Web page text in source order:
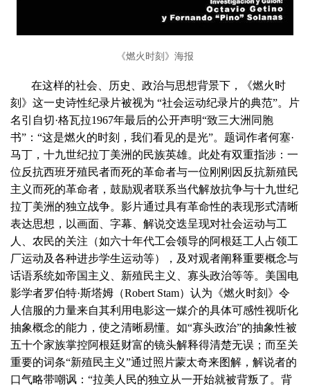
《燃火时刻》海报
在这样的社会、历史、政治与思想背景下，《燃火时
刻》这一史诗性纪录片被视为 “社会运动纪录片的典范”。片
名引自切·格瓦拉1967年最后的公开声明“致三大洲同胞
书”：“这是燃火的时刻，我们看见的是光”。题词作者何塞·
马丁，十九世纪拉丁美洲的民族英雄。此处有双重指涉：一
位反抗西班牙殖民者而死的革命者与一位刚刚因反抗新殖民
主义而死的革命者，鼓励观者联系当代解放抗争与十九世纪
拉丁美洲的独立战争。影片通过具有革命性的表现形式清晰
表达思想，以画面、字幕、解说交迭呈现对社会运动与工
人、农民的关注（如六十年代工会领导的阿根廷工人占领工
厂运动及各种进步学生运动等），及对观者阐释重要概念与
话语系统如帝国主义、新殖民主义、寡头政治等等。美国电
影学者罗伯特·斯塔姆（Robert Stam）认为《燃火时刻》令
人信服的力量来自其利用电影这一媒介的具体可感性视听化
抽象概念的能力，使之清晰易懂。如“寡头政治”的抽象性被
五十个家族掌控阿根廷财富的镜头解释得清楚无误；而至关
重要的词条“新殖民主义”通过照片蒙太奇来图解，解说者的
口气略带嘲讽：“拉美人民的独立从一开始就被背叛了。背